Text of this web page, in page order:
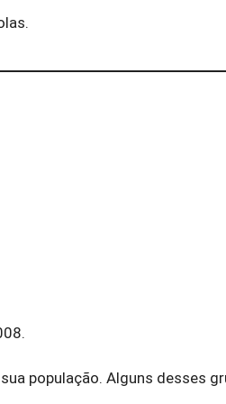
população. Alguns desses